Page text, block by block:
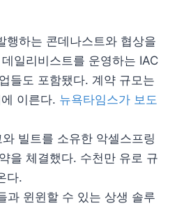
행하는 콘데나스트와 협상을
일리비스트를 운영하는 IAC
들도 포함됐다. 계약 규모는
이른다. 뉴욕타임스가 보도
빌트를 소유한 악셀스프링
을 체결했다. 수천만 유로 규
다.
과 윈윈할 수 있는 상생 솔루